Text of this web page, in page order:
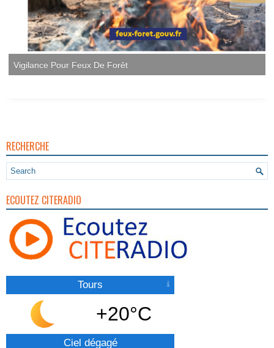
Vigilance Pour Feux De Forêt
RECHERCHE
ECOUTEZ CITERADIO
Tours
+20°C
Ciel dégagé